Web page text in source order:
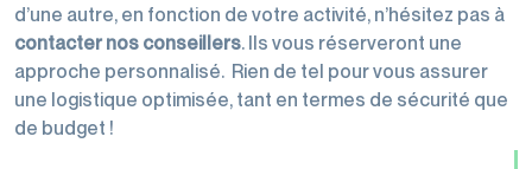
d’une autre, en fonction de votre activité, n’hésitez pas à
contacter nos conseillers. Ils vous réserveront une
approche personnalisé. Rien de tel pour vous assurer
une logistique optimisée, tant en termes de sécurité que
de budget !